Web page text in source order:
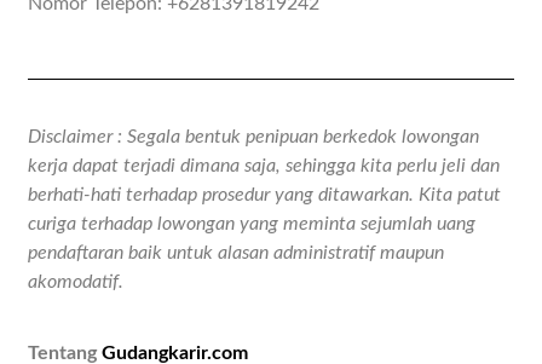
Disclaimer : Segala bentuk penipuan berkedok lowongan
kerja dapat terjadi dimana saja, sehingga kita perlu jeli dan
berhati-hati terhadap prosedur yang ditawarkan. Kita patut
curiga terhadap lowongan yang meminta sejumlah uang
pendaftaran baik untuk alasan administratif maupun
akomodatif.
TentangGudangkarir.com